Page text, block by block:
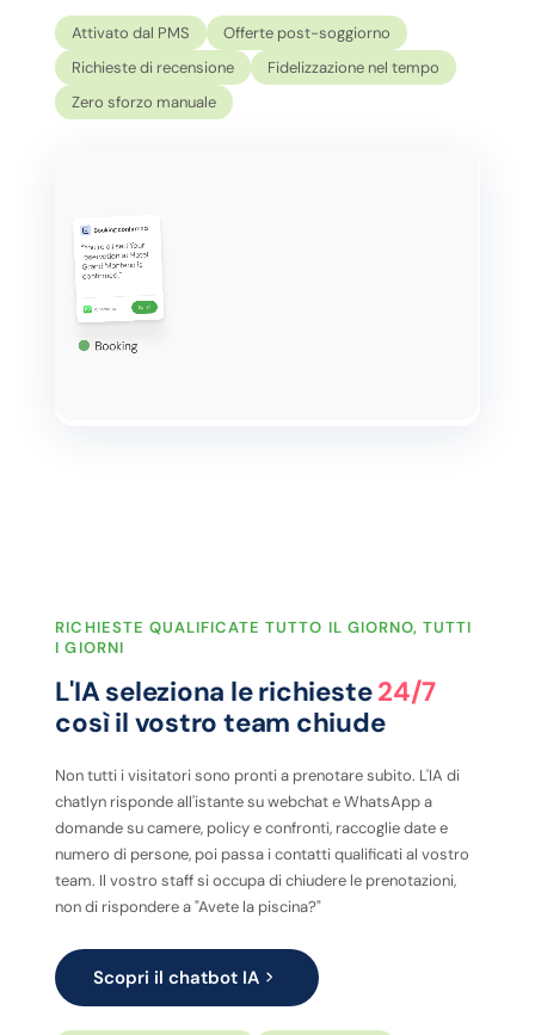
Attivato dal PMS
Offerte post-soggiorno
Richieste di recensione
Fidelizzazione nel tempo
Zero sforzo manuale
RICHIESTE QUALIFICATE TUTTO IL GIORNO, TUTTI
I GIORNI
L'IA seleziona le richieste24/7
così il vostro team chiude
Non tutti i visitatori sono pronti a prenotare subito. L'IA di
chatlyn risponde all'istante su webchat e WhatsApp a
domande su camere, policy e confronti, raccoglie date e
numero di persone, poi passa i contatti qualificati al vostro
team. Il vostro staff si occupa di chiudere le prenotazioni,
non di rispondere a "Avete la piscina?"
Scopri il chatbot IA